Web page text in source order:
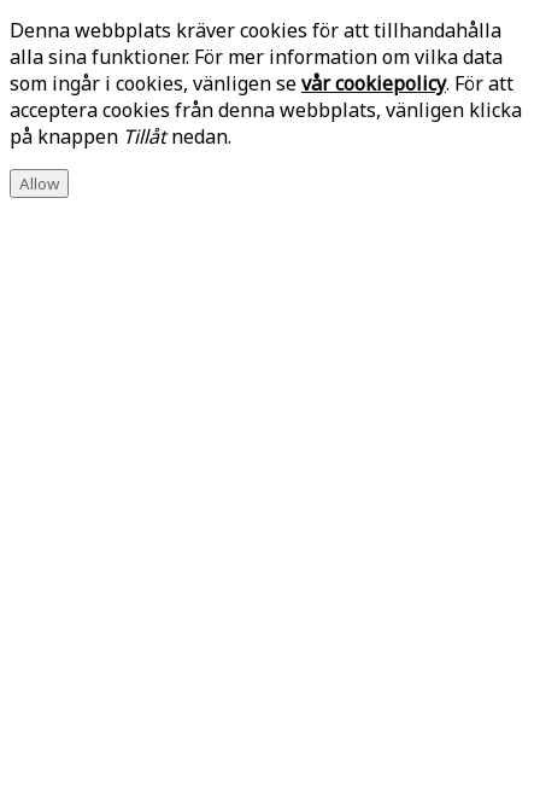
Denna webbplats kräver cookies för att tillhandahålla
alla sina funktioner. För mer information om vilka data
som ingår i cookies, vänligen sevår cookiepolicy. För att
acceptera cookies från denna webbplats, vänligen klicka
på knappen Tillåtnedan.
Allow